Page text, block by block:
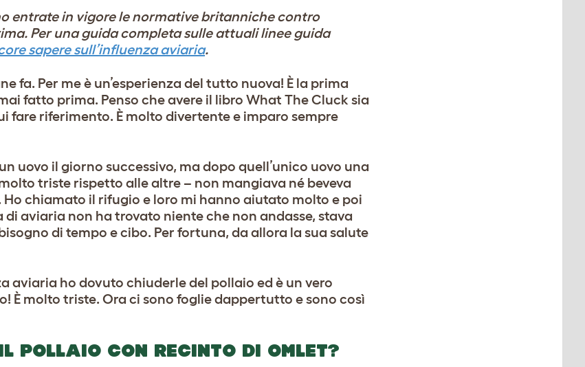
entrate in vigore le normative britanniche contro
Per una guida completa sulle attuali linee guida
sapere sull’influenza aviaria.
fa. Per me è un’esperienza del tutto nuova! È la prima
fatto prima. Penso che avere il libro What The Cluck sia
fare riferimento. È molto divertente e imparo sempre
uovo il giorno successivo, ma dopo quell’unico uovo una
triste rispetto alle altre – non mangiava né beveva
Ho chiamato il rifugio e loro mi hanno aiutato molto e poi
aviaria non ha trovato niente che non andasse, stava
di tempo e cibo. Per fortuna, da allora la sua salute
aviaria ho dovuto chiuderle del pollaio ed è un vero
È molto triste. Ora ci sono foglie dappertutto e sono così
POLLAIO CON RECINTO DI OMLET?